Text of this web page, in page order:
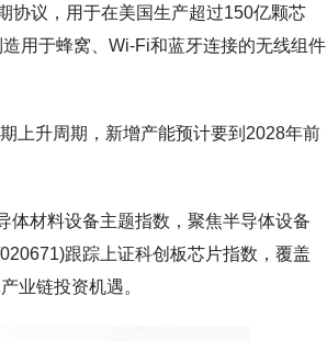
协议，用于在美国生产超过150亿颗芯
用于蜂窝、Wi-Fi和蓝牙连接的无线组件
上升周期，新增产能预计要到2028年前
体材料设备主题指数，聚焦半导体设备
跟踪上证科创板芯片指数，覆盖
业链投资机遇。